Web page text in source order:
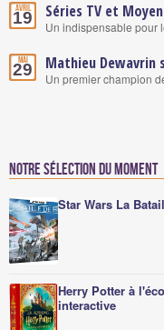
Avril
19 Séries TV et
Un indispensable pour
Mai
29 Mathieu Dewavrin
Un premier champion
Notre sélection du moment
Star Wars La
Herry Potter à
interactive